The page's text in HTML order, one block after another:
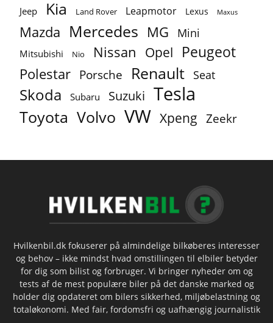
Jeep Kia Land Rover Leapmotor Lexus Maxus
Mazda Mercedes MG Mini
Mitsubishi Nio Nissan Opel Peugeot
Polestar Porsche Renault Seat
Skoda Subaru Suzuki Tesla
Toyota Volvo VW Xpeng Zeekr
Hvilkenbil.dk fokuserer på almindelige bilkøberes interesser
og behov – ikke mindst hvad omstillingen til elbiler betyder
for dig som bilist og forbruger. Vi bringer nyheder om og
tests af de mest populære biler på det danske marked og
holder dig opdateret om bilers sikkerhed, miljøbelastning og
totaløkonomi. Med fair, fordomsfri og uafhængig journalistik